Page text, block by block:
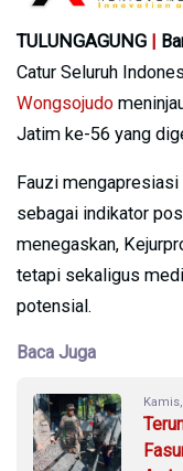
TULUNGAGUNG |
Catur Seluruh
Wongsojudo
Jatim ke-56 yang
Fauzi
sebagai indikator
menegaskan,
tetapi sekaligus
potensial.
Baca Juga